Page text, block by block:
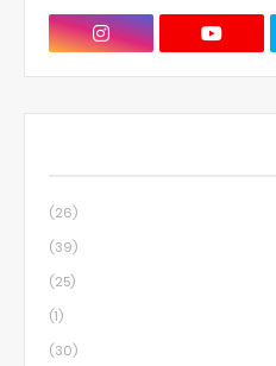
(26)
(39)
(25)
(1)
(30)